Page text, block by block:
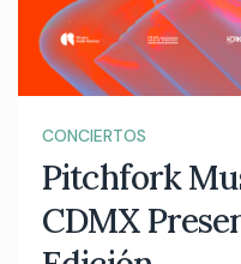
CONCIERTOS
Pitchfork
CDMX